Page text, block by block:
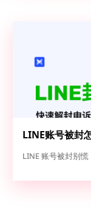
LINE账号被封
高成功率申诉全
LINE 账号被封别